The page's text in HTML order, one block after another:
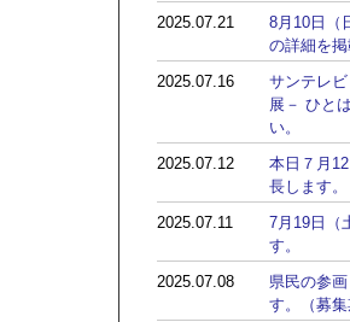
2025.07.21
8月10日（
の詳細を
2025.07.16
サンテレ
展－ ひと
い。
2025.07.12
本日７月
長します。
2025.07.11
7月19日（
す。
2025.07.08
県民の参
す。（募